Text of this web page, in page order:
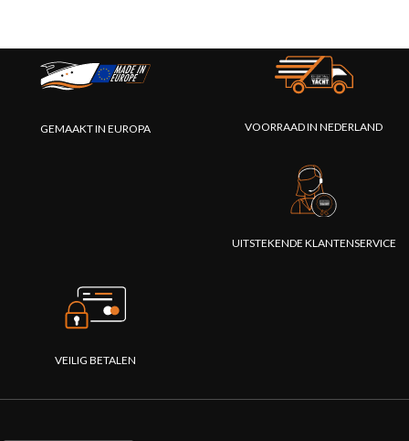
GEMAAKT IN EUROPA VOORRAAD IN NEDERLAND
UITSTEKENDE KLANTENSERVICE
VEILIG BETALEN